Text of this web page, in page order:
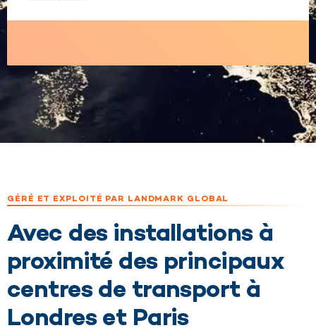
GÉRÉ ET EXPLOITÉ PAR LANDMARK GLOBAL
Avec des installations à
proximité des principaux
centres de transport à
Londres et Paris